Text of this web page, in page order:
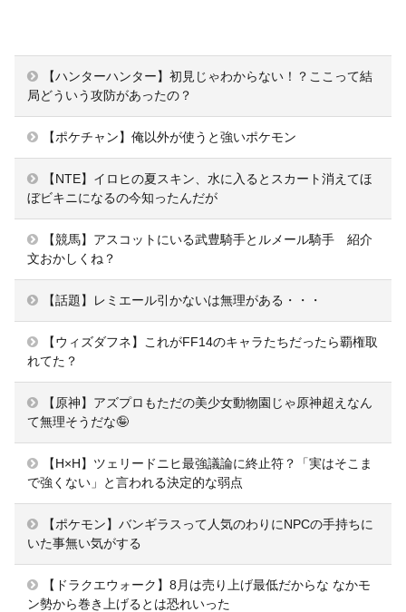
【ハンターハンター】初見じゃわからない！？ここって結
局どういう攻防があったの？
【ポケチャン】俺以外が使うと強いポケモン
【NTE】イロヒの夏スキン、水に入るとスカート消えてほ
ぼビキニになるの今知ったんだが
【競馬】アスコットにいる武豊騎手とルメール騎手 紹介
文おかしくね？
【話題】レミエール引かないは無理がある・・・
【ウィズダフネ】これがFF14のキャラたちだったら覇権取
れてた？
【原神】アズプロもただの美少女動物園じゃ原神超えなん
て無理そうだな🤪
【H×H】ツェリードニヒ最強議論に終止符？「実はそこま
で強くない」と言われる決定的な弱点
【ポケモン】バンギラスって人気のわりにNPCの手持ちに
いた事無い気がする
【ドラクエウォーク】8月は売り上げ最低だからな なかモ
ン勢から巻き上げるとは恐れいった